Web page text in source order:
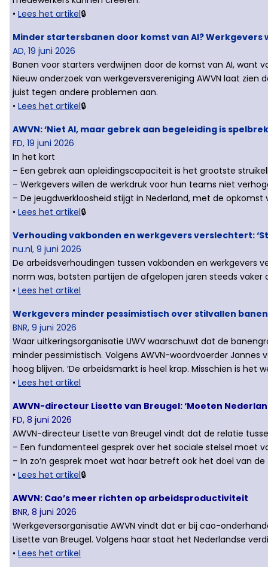
• Lees het artikel🔒
Minder startersbanen door komst van AI?
AD, 19 juni 2026
Banen voor starters verdwijnen door de komst van AI, want
Nieuw onderzoek van werkgeversvereniging AWVN laat
juist tegen andere problemen aan.
• Lees het artikel🔒
AWVN: ‘Niet AI, maar gebrek aan begeleiding is
FD, 19 juni 2026
In het kort
– Een gebrek aan opleidingscapaciteit is het grootste
– Werkgevers willen de werkdruk voor hun teams niet
– De jeugdwerkloosheid stijgt in Nederland, met de opkomst
• Lees het artikel🔒
Verhouding vakbonden en werkgevers verslechtert:
nu.nl, 9 juni 2026
De arbeidsverhoudingen tussen vakbonden en werkgevers
norm was, botsten partijen de afgelopen jaren steeds vaker
• Lees het artikel
Werkgevers minder pessimistisch over stilvallen
BNR, 9 juni 2026
Waar uitkeringsorganisatie UWV waarschuwt dat de
minder pessimistisch. Volgens AWVN-woordvoerder
hoog blijven. ‘De arbeidsmarkt is heel krap. Misschien is
• Lees het artikel
AWVN-directeur Lisette van Breugel: ‘Moeten
FD, 8 juni 2026
AWVN-directeur Lisette van Breugel vindt dat de relatie
– Een fundamenteel gesprek over het sociale stelsel moet
– In zo’n gesprek moet wat haar betreft ook het doel van
• Lees het artikel🔒
AWVN: Cao’s meer richten op arbeidsproductiviteit
BNR, 8 juni 2026
Werkgeversorganisatie AWVN vindt dat er bij cao-
Lisette van Breugel. Volgens haar staat het Nederlandse
• Lees het artikel